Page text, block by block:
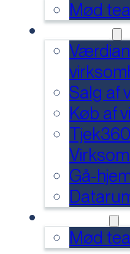
Mød
Salg af
Køb af
Gå-
Mød